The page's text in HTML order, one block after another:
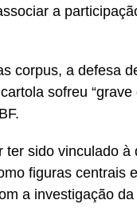
a
corpus, a defesa
sofreu
sido vinculado
figuras centrais
a investigação